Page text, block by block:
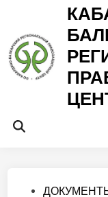
содержимому
Открыть
Опубликовано